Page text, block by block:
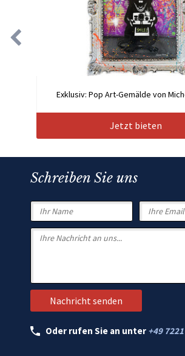
Exklusiv: Pop Art-Gemälde von
Jetzt bieten
Schreiben Sie uns
Oder rufen Sie an unter +49